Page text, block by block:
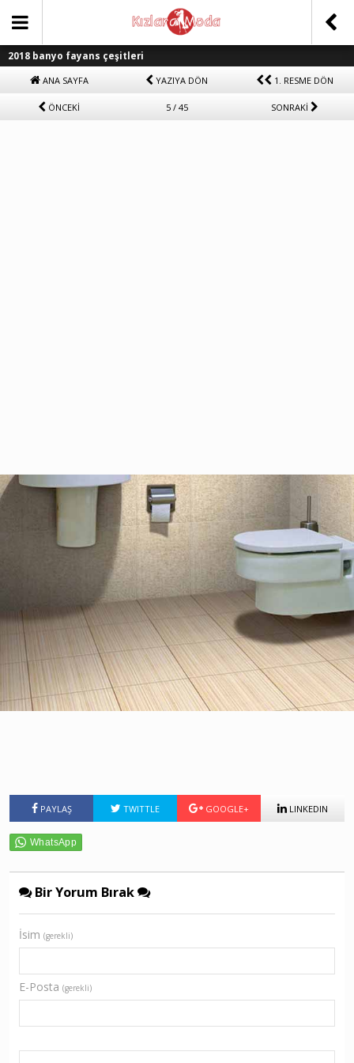
2018 banyo fayans çeşitleri
ANA SAYFA YAZIYA DÖN 1. RESME DÖN
ÖNCEKİ 5 / 45 SONRAKİ
PAYLAŞ TWITTLE GOOGLE+ LINKEDIN
Bir Yorum Bırak
İsim (gerekli)
E-Posta (gerekli)